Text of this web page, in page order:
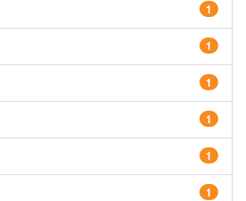
1
1
1
1
1
1